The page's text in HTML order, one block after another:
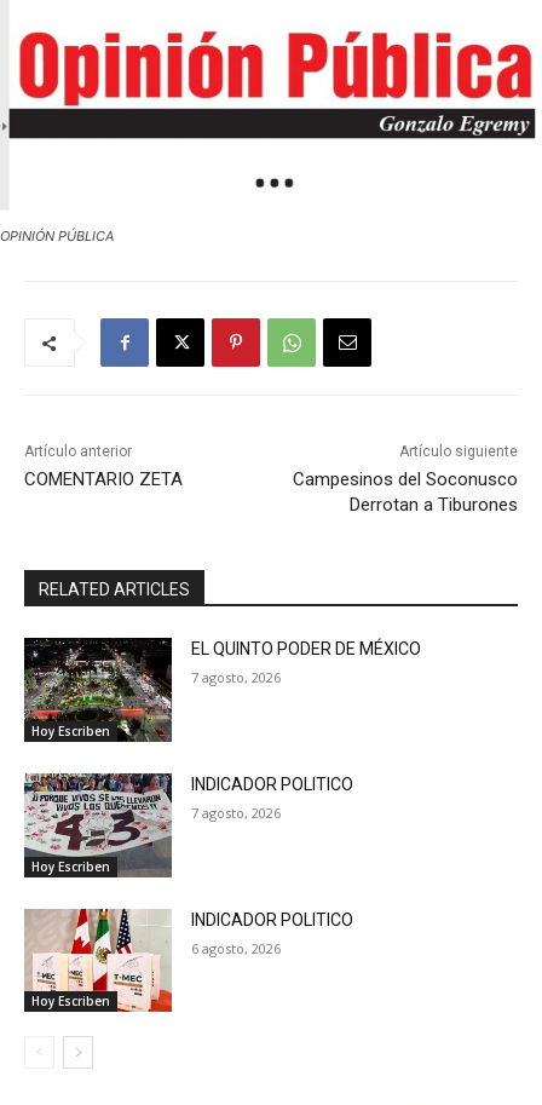
OPINIÓN PÚBLICA
Artículo anterior
COMENTARIO ZETA
Artículo siguiente
Campesinos del Soconusco
Derrotan a Tiburones
RELATED ARTICLES
Hoy Escriben
EL QUINTO PODER DE MÉXICO
7 agosto, 2026
Hoy Escriben
INDICADOR POLITICO
7 agosto, 2026
Hoy Escriben
INDICADOR POLITICO
6 agosto, 2026